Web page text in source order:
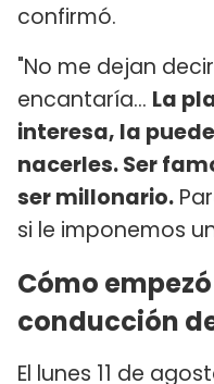
confirmó.
"No me dejan
encantaría... La
interesa, la
nacerles. Ser
ser millonario.
si le imponemos
Cómo empezó
conducción
El lunes 11 de